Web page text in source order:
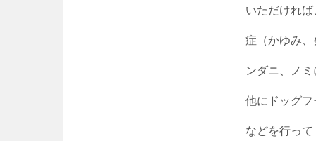
いただけれ
症（かゆみ
ンダニ、ノ
他にドッグ
などを行っ